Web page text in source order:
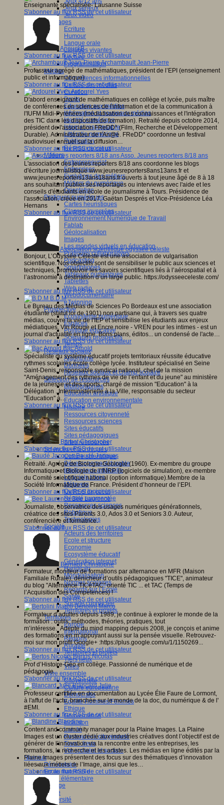
Jeux sérieux
Jeux vidéo
Langages
Ecriture
Humour
Langue orale
Langues vivantes
Lecture
Programmation
Médias
Compétences informationnelles
Culture des médias
Curation
Droits
Education aux médias
Information et nouveaux médias
Identité numérique
Internet responsable
Littératie numérique
Publication
Réseaux sociaux
Métiers
Entrepreneuriat
Entreprises
Evolutions des métiers
Métiers du numérique
Orientation
Pratiques numériques
Cartes heuristiques
Classes inversées
Environnement Numérique de Travail
Fablab
Géolocalisation
Images
Les mondes virtuels en éducation
Pratiques collaboratives
Podcasting
Smartphones
Tableaux numériques
Tablettes
Web radio
Webdocumentaire
eTwinning
Prospective
Ecosystème numérique
Espaces
Politique éducative
Scénarios prospectifs
Temps
Réseaux sociaux
Algorithme
Données
Réseaux sociaux et champ scolaire
Sélection de ressources
Bibliographies
Education artistique
Education environnementale
Histoire
Ressources citoyenneté
Ressources sciences
Sites éducatifs
Sites pédagogiques
Sites ressources
Sciences et techniques
Culture scientifique
Développement durable
Intelligence artificielle
Logiciels libres
Métavers
Outils et logiciels
Réalité augmentée
Ressources sciences
Robotique
Technologies
Société
Acteurs des territoires
Ecole et structure
Economie
Ecosystème éducatif
Génération internet
Handicap
Mondialisation
Normes scolaires
Regards sur l’Ecole
Santé
Société connectée
Territoires et projets
Territoires
Europe
International
Régions
Ruralité
Territoires et projets
Tiers lieux
Villes
Vivre ensemble
Citoyenneté
Culture européenne
Démocratie
Egalité Hommes/Femmes
Ethique
Gouvernance
Inclusion
Laïcité
Ressources citoyenneté
Tiers - lieux
Vie scolaire et sociale
Niveaux
Périscolaire
Ecole maternelle
Ecole élémentaire
Collège
Lycée
Université
Enseignante spécialisée- Lausanne Suisse
S'abonner au flux RSS de cet utilisateur
AnouckB
S'abonner au flux RSS de cet utilisateur
Archambault Jean-Pierre
Professeur agrégé de mathématiques, président de l’EPI (enseignement
public et informatique)
S'abonner au flux RSS de cet utilisateur
Ardourel Yves
D'abord enseignant de mathématiques en collège et lycée, puis maître
de conférences en sciences de l'information et de la communication à
l'IUFM Midi-Pyrénées (médiatisation des connaissances et l'intégration
des TIC dans les dispositifs de formation). Retraité depuis octobre 2014,
président de l'association FReDD* (Film, Recherche et Développement
Durable). Administrateur de l'An@é. FReDD* coordonne un festival
audiovisuel annuel sur la diffusion…
S'abonner au flux RSS de cet utilisateur
Asso. Jeunes reporters 8/18 ans
L'association des jeunes reporters 8/18 ans coordonne les blogs
d'écriture journalistique www.jeunesreporters8ans13ans.fr et
www.jeunesreporters13ans18ans.fr ouverts à tout jeune âgé de 8 à 18
ans souhaitant publier ses reportages ou interviews avec l'aide et les
conseils d'étudiants en école de journalisme à Tours. Présidence de
l'association, créée en 2017, Gaëtan Després et Vice-Présidence Léa
Hernans
S'abonner au flux RSS de cet utilisateur
Association scientifique odyssée céleste
Bonjour, L’Odyssée Céleste est une association de vulgarisation
scientifique. Nos objectifs sont de sensibiliser le public aux sciences et
techniques, promouvoir les savoirs scientifiques liés à l’aérospatial et à
l’astronomie à destination d’un large public. https://odysseeceleste.com/
S'abonner au flux RSS de cet utilisateur
B.D.M
Le Bureau des Médias de Sciences Po Bordeaux est une association
étudiante (statut loi de 1901) non partisane qui, à travers ses quatre
médias, couvre la vie de l'IEP et sensibilise les étudiants aux enjeux
médiatiques. Vin Rouge et Encre noire - VREN pour les intimes - est un
journal d'actualité en ligne. Bons plans, éditos... un condensé de l'acte…
S'abonner au flux RSS de cet utilisateur
Bac Arnold
Spécialiste du système éducatif projets territoriaux réussite éducative
rythmes scolaires école collège lycée. Instituteur spécialisé en Seine
Saint-Denis, responsable syndical national, chef de la mission
"Aménagement des rythmes de vie de l’enfant et du jeune" au ministère
de la jeunesse et des sports, chargé de mission "Education" à la
Délégation . Interministérielle à la Ville, responsable du secteur
"Education" à…
S'abonner au flux RSS de cet utilisateur
Barbot Christopher
S'abonner au flux RSS de cet utilisateur
Baudé Jacques
Retraité. Agrégé de Biologie-Géologie (1960). Ex-membre du groupe
Informatique et Biologie de l’INRP (logiciels de simulation), ex-membre
du Comité scientifique national (option informatique).Membre de la
Société Informatique de France. Président d’honneur de l’EPI.
S'abonner au flux RSS de cet utilisateur
Bee Laurence
Journaliste, observatrice des usages numériques générationnels,
créatrice des sites Parents 3.0, Ados 3.0 et Seniors 3.0. Auteur,
conférencière et formatrice.
S'abonner au flux RSS de cet utilisateur
Bernard Christophe
Formateur, moniteur de formations par alternance en MFR (Maison
Familiale Rurale), dénicheur d’outils pédagogiques "TICE", animateur
du blog "Alternance TICéTAC" orienté TIC ... et TAC (Temps de
l’Acquisition des Compétences) !
S'abonner au flux RSS de cet utilisateur
Bertolini Marco
Formateur d’adultes depuis 1989, je continue à explorer le monde de la
formation : outils, méthodes, théories, pratiques, tout
m’intéresse. Adepte du mind mapping depuis 2008, je conçois et anime
des formations en m’appuyant aussi sur la pensée visuelle. Retrouvez-
moi sur mon profil Google+ :https://plus.google.com/u/1/1150269...
S'abonner au flux RSS de cet utilisateur
Bertos Nicolas
Prof d’Histoire-Géo en collège. Passionné de numérique et de
pédagogie.
S'abonner au flux RSS de cet utilisateur
Blancard Julie
Professeur certifiée en documentation au Lycée Élie Faure de Lormont,
à l'affut de l'actu, branchée sur le monde de la doc, du numérique & de l'
#EMI.
S'abonner au flux RSS de cet utilisateur
Blandine
Content and community manager pour la Plaine Images. La Plaine
Images est un cluster dédié aux industries créatives dont l’objectif est de
générer de l’innovation via la rencontre entre les entreprises, les
formations, la recherche et les artistes. Les médias en ligne édités par la
Plaine Images présentent des focus sur des thématiques d’innovation
liées aux métiers de l’Image, ainsi que les…
S'abonner au flux RSS de cet utilisateur